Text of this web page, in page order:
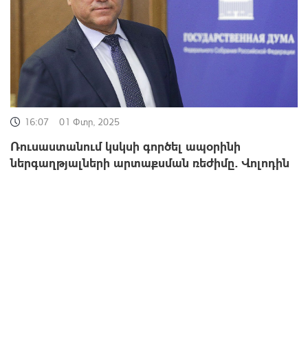
16:07 01 Փտր, 2025
Ռուսաստանում կսկսի գործել ապօրինի
ներգաղթյալների արտաքսման ռեժիմը. Վոլոդին